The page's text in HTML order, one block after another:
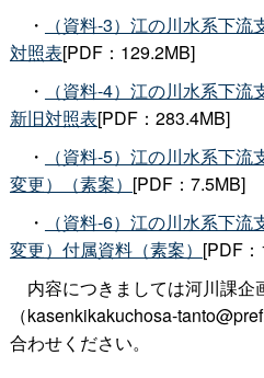
・
（資料-3）江の川水系下
対照表[PDF：129.2MB]
・
（資料-4）江の川水系下
新旧対照表[PDF：283.4MB]
・
（資料-5）江の川水系下
変更）（素案） [PDF：7.5MB]
・
（資料-6）江の川水系下
変更）付属資料（素案） [PDF
内容につきましては河川課企
（kasenkikakuchosa-
合わせください。